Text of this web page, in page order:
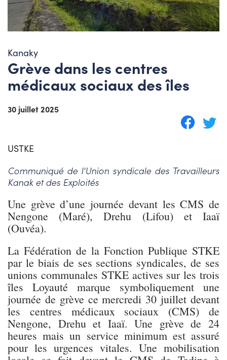
Kanaky
Grève dans les centres
médicaux sociaux des îles
30 juillet 2025
USTKE
Communiqué de l'Union syndicale des Travailleurs
Kanak et des Exploités
Une grève d’une journée devant les CMS de
Nengone (Maré), Drehu (Lifou) et Iaaï
(Ouvéa).
La Fédération de la Fonction Publique STKE
par le biais de ses sections syndicales, de ses
unions communales STKE actives sur les trois
îles Loyauté marque symboliquement une
journée de grève ce mercredi 30 juillet devant
les centres médicaux sociaux (CMS) de
Nengone, Drehu et Iaaï. Une grève de 24
heures mais un service minimum est assuré
pour les urgences vitales. Une mobilisation